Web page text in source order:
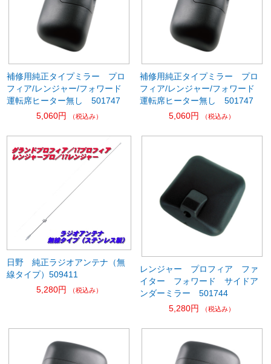
補修用純正タイプミラー プロ
フィア/レンジャー/フォワード
運転席ヒーター無し 501747
5,060円
（税込み）
補修用純正タイプミラー プロ
フィア/レンジャー/フォワード
運転席ヒーター無し 501747
5,060円
（税込み）
日野 純正ラジオアンテナ（無
線タイプ）509411
5,280円
（税込み）
レンジャー プロフィア ファ
イター フォワード サイドア
ンダーミラー 501744
5,280円
（税込み）